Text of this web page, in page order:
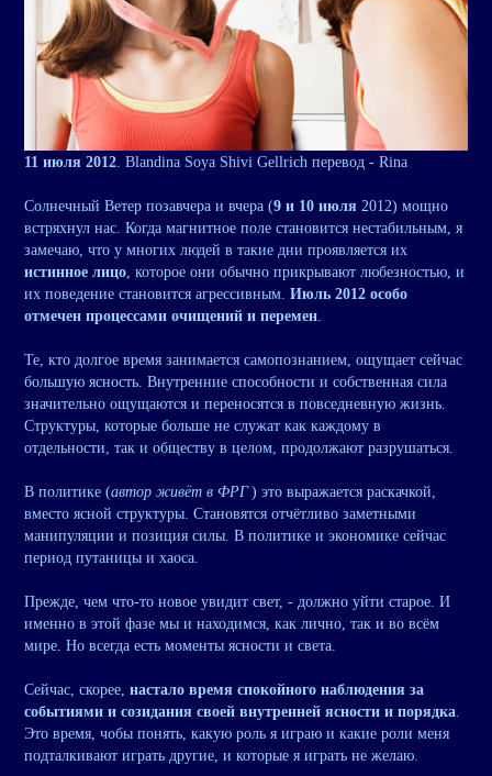
11 июля 2012. Blandina Soya Shivi Gellrich перевод - Rina
Солнечный Ветер позавчера и вчера (9 и 10 июля 2012) мощно
встряхнул нас. Когда магнитное поле становится нестабильным, я
замечаю, что у многих людей в такие дни проявляется их
истинное лицо, которое они обычно прикрывают любезностью, и
их поведение становится агрессивным. Июль 2012 особо
отмечен процессами очищений и перемен.
Те, кто долгое время занимается самопознанием, ощущает сейчас
большую ясность. Внутренние способности и собственная сила
значительно ощущаются и переносятся в повседневную жизнь.
Структуры, которые больше не служат как каждому в
отдельности, так и обществу в целом, продолжают разрушаться.
В политике (автор живёт в ФРГ ) это выражается раскачкой,
вместо ясной структуры. Становятся отчётливо заметными
манипуляции и позиция силы. В политике и экономике сейчас
период путаницы и хаоса.
Прежде, чем что-то новое увидит свет, - должно уйти старое. И
именно в этой фазе мы и находимся, как лично, так и во всём
мире. Но всегда есть моменты ясности и света.
Сейчас, скорее, настало время спокойного наблюдения за
событиями и созидания своей внутренней ясности и порядка.
Это время, чобы понять, какую роль я играю и какие роли меня
подталкивают играть другие, и которые я играть не желаю.